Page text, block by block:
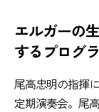
エルガーの
するプログ
尾高忠明の指揮
定期演奏会。尾